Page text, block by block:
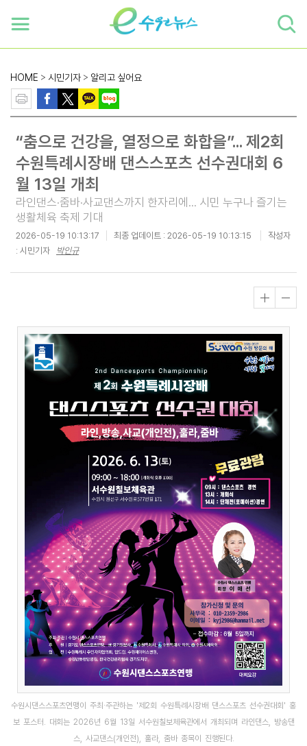
HOME > 시민기자 > 알리고 싶어요
“춤으로 건강을, 열정으로 화합을”... 제2회
수원특례시장배 댄스스포츠 선수권대회 6
월 13일 개최
라인댄스·줌바·사교댄스까지 한자리에... 시민 누구나 즐기는
생활체육 축제 기대
2026-05-19 10:13:17 최종 업데이트 : 2026-05-19 10:13:15
작성자
: 시민기자
박인규
수원시댄스스포츠연맹이 주최·주관하는 '제2회 수원특례시장배 댄스스포츠 선수권대회' 홍
보 포스터. 대회는 2026년 6월 13일 서수원칠보체육관에서 개최되며 라인댄스, 방송댄
스, 사교댄스(개인전), 훌라, 줌바 종목이 진행된다.